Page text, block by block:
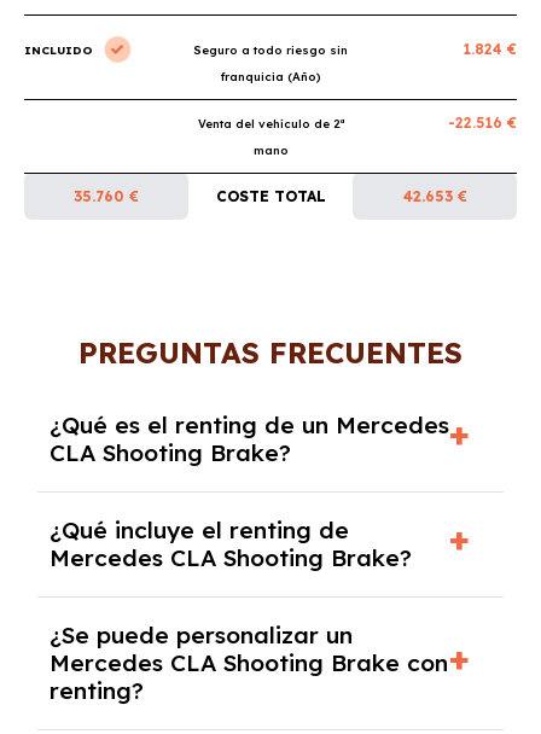
INCLUIDO
Seguro a todo riesgo sin
franquicia (Año)
1.824 €
Venta del vehículo de 2ª
mano
-22.516 €
35.760 € COSTE TOTAL 42.653 €
PREGUNTAS FRECUENTES
¿Qué es el renting de un Mercedes
CLA Shooting Brake?
es un contrato de alquiler a largo plazo en el
que pagas una cuota mensual fija por el uso
del coche durante un periodo determinado,
generalmente entre 2 y 5 años.
¿Qué incluye el renting de
Mercedes CLA Shooting Brake?
seguro a todo riesgo, mantenimiento,
reparaciones, impuestos, asistencia en
carretera y gestión de la documentación.
¿Se puede personalizar un
Mercedes CLA Shooting Brake con
renting?